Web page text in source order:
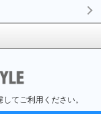
てご利用ください。